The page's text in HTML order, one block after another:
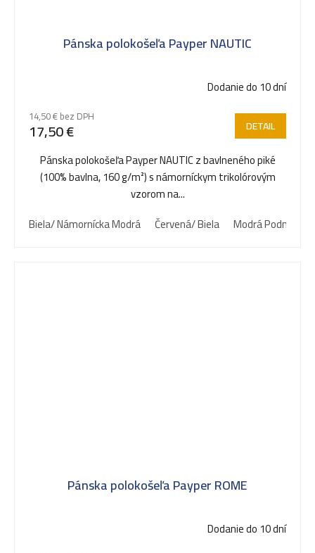
Pánska polokošeľa Payper NAUTIC
Dodanie do 10 dní
14,50 € bez DPH
17,50 € DETAIL
Pánska polokošeľa Payper NAUTIC z bavlneného piké
(100% bavlna, 160 g/m²) s námorníckym trikolórovým
vzorom na...
Biela/ Námornícka Modrá
Červená/ Biela Modrá
Pánska polokošeľa Payper ROME
Dodanie do 10 dní